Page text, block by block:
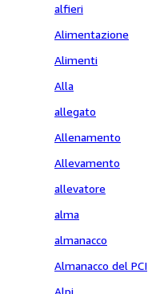
alfieri
Alimentazione
Alimenti
Alla
allegato
Allenamento
Allevamento
allevatore
alma
almanacco
Almanacco del PCI
Alpi